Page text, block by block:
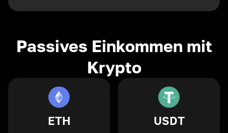
Passives Einkommen mit
Krypto
ETH USDT